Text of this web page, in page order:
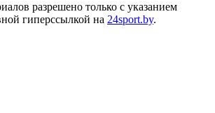
разрешено только с указанием
гиперссылкой на 24sport.by.